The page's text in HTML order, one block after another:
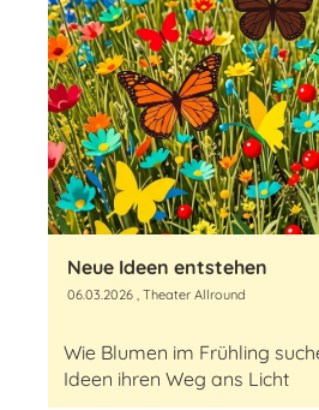
Neue Ideen entstehen
06.03.2026 , Theater Allround
Wie Blumen im Frühling
Ideen ihren Weg ans Licht